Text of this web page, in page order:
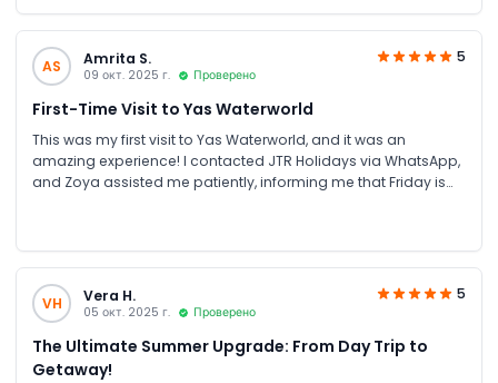
AS Amrita S.
09 окт. 2025 г. Проверено
5
First-Time Visit to Yas Waterworld
This was my first visit to Yas Waterworld, and it was an
amazing experience! I contacted JTR Holidays via WhatsApp,
and Zoya assisted me patiently, informing me that Friday is
and attractions. Everything was smooth and hassle-free,
thanks to JTR Holidays for their excellent assistance. Highly
recommended! 🎢💦
VH Vera H.
05 окт. 2025 г. Проверено
5
The Ultimate Summer Upgrade: From Day Trip to
Getaway!